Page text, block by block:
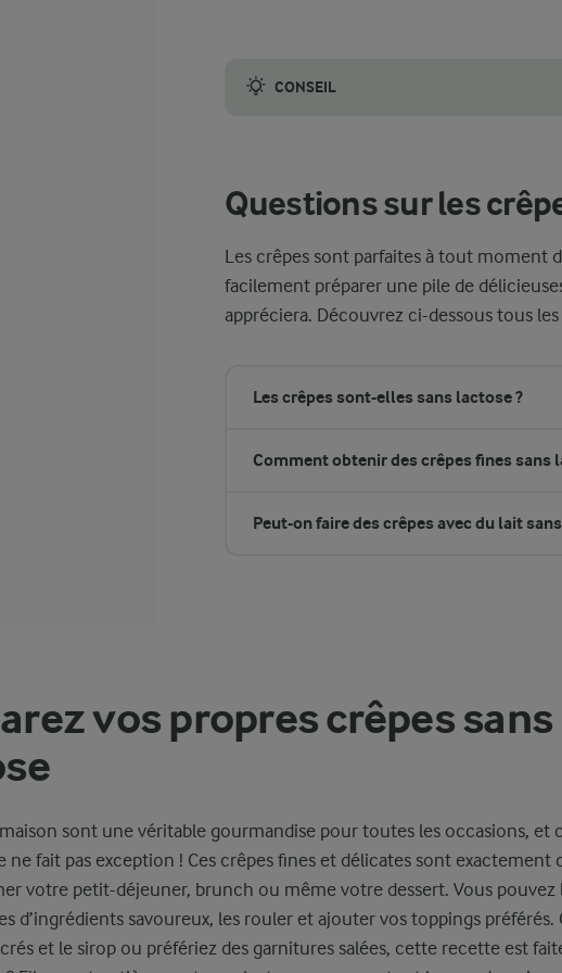
CONSEIL
Questions sur les
Les crêpes sont parfaites à tout moment
facilement préparer une pile de
appréciera. Découvrez ci-dessous tous
Les crêpes sont-elles sans lactose ?
Comment obtenir des crêpes fines sans
Peut-on faire des crêpes avec du lait
vos propres crêpes sans
sont une véritable gourmandise pour toutes les occasions, et
ne fait pas exception ! Ces crêpes fines et délicates sont exactement
votre petit-déjeuner, brunch ou même votre dessert. Vous pouvez
d’ingrédients savoureux, les rouler et ajouter vos toppings préférés.
et le sirop ou préfériez des garnitures salées, cette recette est